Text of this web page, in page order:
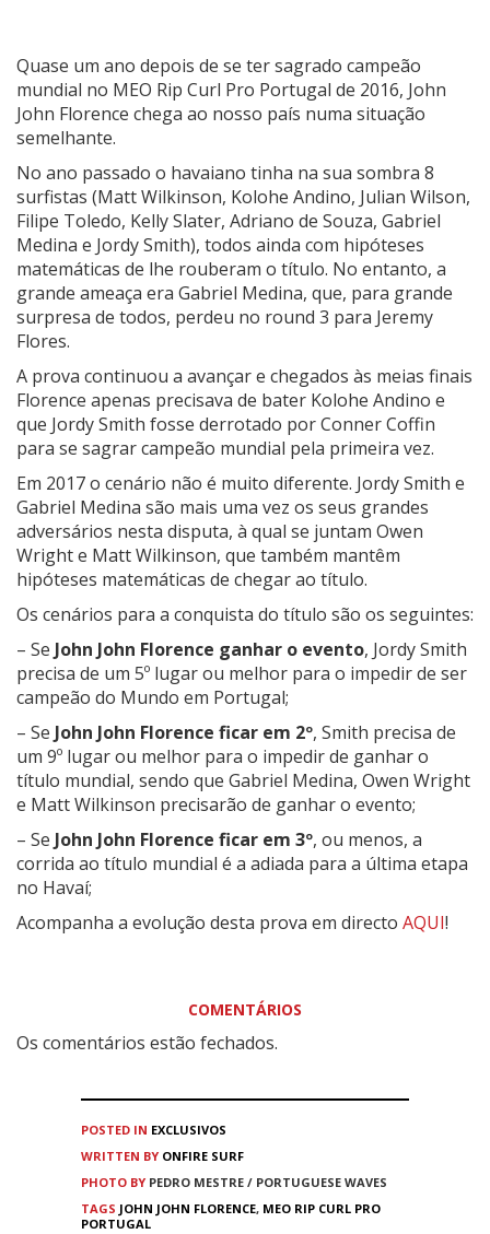
Quase um ano depois de se ter sagrado campeão
mundial no MEO Rip Curl Pro Portugal de 2016, John
John Florence chega ao nosso país numa situação
semelhante.
No ano passado o havaiano tinha na sua sombra 8
surfistas (Matt Wilkinson, Kolohe Andino, Julian Wilson,
Filipe Toledo, Kelly Slater, Adriano de Souza, Gabriel
Medina e Jordy Smith), todos ainda com hipóteses
matemáticas de lhe rouberam o título. No entanto, a
grande ameaça era Gabriel Medina, que, para grande
surpresa de todos, perdeu no round 3 para Jeremy
Flores.
A prova continuou a avançar e chegados às meias finais
Florence apenas precisava de bater Kolohe Andino e
que Jordy Smith fosse derrotado por Conner Coffin
para se sagrar campeão mundial pela primeira vez.
Em 2017 o cenário não é muito diferente. Jordy Smith e
Gabriel Medina são mais uma vez os seus grandes
adversários nesta disputa, à qual se juntam Owen
Wright e Matt Wilkinson, que também mantêm
hipóteses matemáticas de chegar ao título.
Os cenários para a conquista do título são os seguintes:
– Se John John Florence ganhar o evento, Jordy Smith
precisa de um 5º lugar ou melhor para o impedir de ser
campeão do Mundo em Portugal;
– Se John John Florence ficar em 2º, Smith precisa de
um 9º lugar ou melhor para o impedir de ganhar o
título mundial, sendo que Gabriel Medina, Owen Wright
e Matt Wilkinson precisarão de ganhar o evento;
– Se John John Florence ficar em 3º, ou menos, a
corrida ao título mundial é a adiada para a última etapa
no Havaí;
Acompanha a evolução desta prova em directo AQUI!
COMENTÁRIOS
Os comentários estão fechados.
POSTED IN EXCLUSIVOS
WRITTEN BY ONFIRE SURF
PHOTO BY PEDRO MESTRE / PORTUGUESE WAVES
TAGS JOHN JOHN FLORENCE, MEO RIP CURL PRO
PORTUGAL